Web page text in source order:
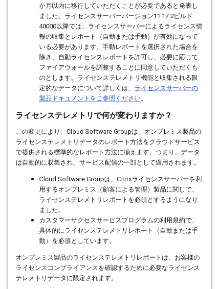
か月以内に移行していただくことが必要であると発表し
ました。ライセンスサーバーバージョン11.17.2ビルド
40000以降では、ライセンスサーバーによるライセンス情
報の収集とレポート（自動または手動）が有効になって
いる必要があります。手動レポートを選択された場合を
除き、自動ライセンスレポートを許可し、必要に応じて
ファイアウォールを調整することに同意していただくも
のとします。ライセンステレメトリ機能と収集される限
定的なデータについて詳しくは、 ライセンスサーバーの
製品ドキュメントをご参照ください。
ライセンステレメトリで何が変わりますか？
この変更により、 Cloud Software Groupは、オンプレミス製品の
ライセンステレメトリデータのレポート方法をクラウドサービス
で提供される標準的なレポート方法に揃えます。つまり、データ
は自動的に収集され、サービス配信の一部として適用されます。
Cloud Software Groupは、 Citrixライセンスサーバーを利
用するオンプレミス（顧客による管理）製品に関して、
ライセンステレメトリレポートを必須とするようになり
ました。
カスタマーサクセスサービスプログラムの利用規約で、
具体的にライセンステレメトリレポート（自動または手
動）を必須としています。
オンプレミス製品のライセンステレメトリレポートは、お客様の
ライセンスコンプライアンスを確認するために必要なライセンス
テレメトリデータに限定されます。